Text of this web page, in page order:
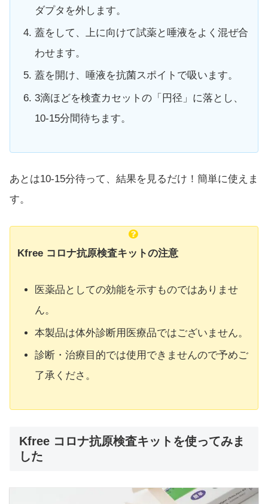
ダプタを外します。
蓋をして、上に向けて試薬と唾液をよく混ぜ合
わせます。
蓋を開け、唾液を抗菌スポイトで吸います。
3滴ほどを検査カセットの「円径」に落とし、
10-15分間待ちます。
あとは10-15分待って、結果を見るだけ！簡単に使えま
す。
Kfree コロナ抗原検査キットの注意
医薬品としての効能を示すものではありませ
ん。
本製品は体外診断用医療品ではございません。
診断・治療目的では使用できませんので予めご
了承くださ。
Kfree コロナ抗原検査キットを使ってみま
した